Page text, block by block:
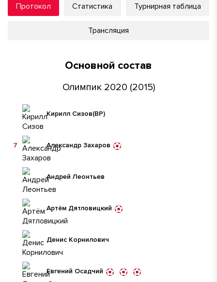
Протокол Статистика Турнирная таблица
Трансляция
Основной состав
Олимпик 2020 (2015)
Кирилл Сизов(ВР)
Александр Захаров
7
Андрей Леонтьев
Артём Дятловицкий
Денис Корнилович
Евгений Осадчий